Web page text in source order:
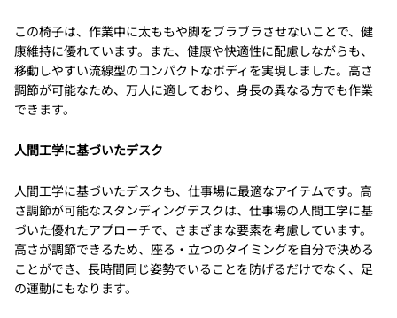
この椅子は、作業中に太ももや脚をブラブラさせないことで、健
康維持に優れています。また、健康や快適性に配慮しながらも、
移動しやすい流線型のコンパクトなボディを実現しました。高さ
調節が可能なため、万人に適しており、身長の異なる方でも作業
できます。
人間工学に基づいたデスク
人間工学に基づいたデスクも、仕事場に最適なアイテムです。高
さ調節が可能なスタンディングデスクは、仕事場の人間工学に基
づいた優れたアプローチで、さまざまな要素を考慮しています。
高さが調節できるため、座る・立つのタイミングを自分で決める
ことができ、長時間同じ姿勢でいることを防げるだけでなく、足
の運動にもなります。